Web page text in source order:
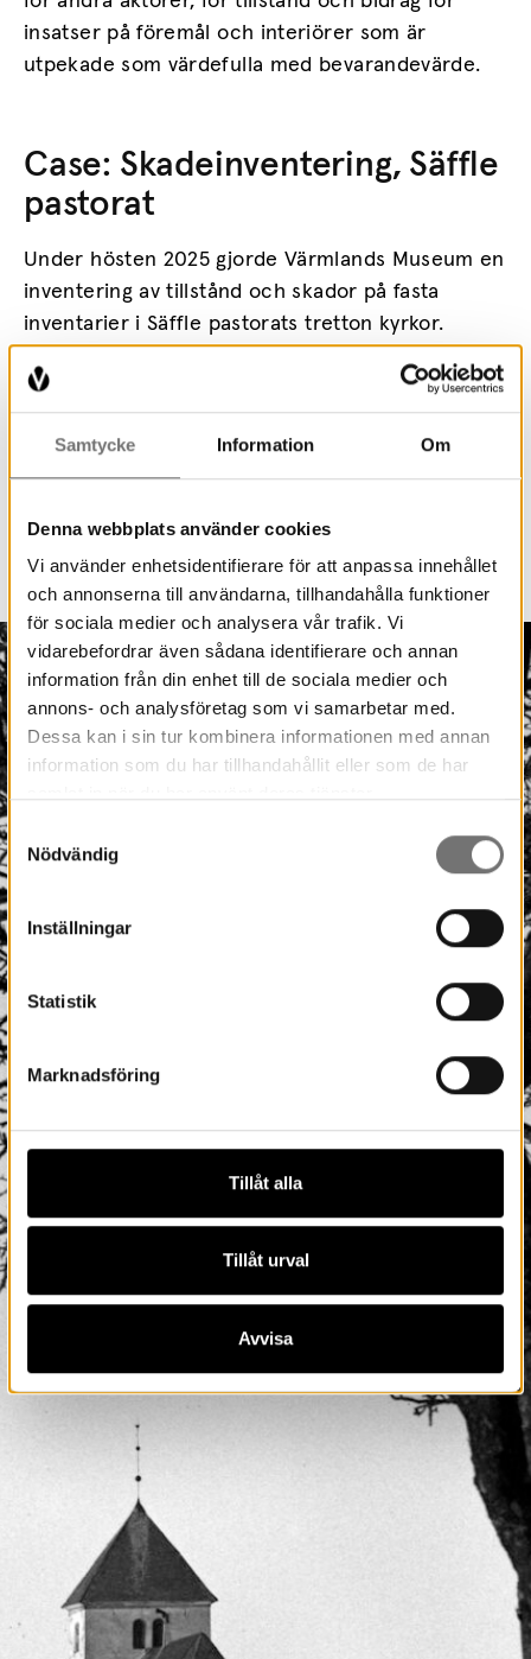
Samtycke Information Om
Denna webbplats använder cookies
Vi använder enhetsidentifierare för att anpassa innehållet
och annonserna till användarna, tillhandahålla funktioner
för sociala medier och analysera vår trafik. Vi
vidarebefordrar även sådana identifierare och annan
information från din enhet till de sociala medier och
annons- och analysföretag som vi samarbetar med.
Dessa kan i sin tur kombinera informationen med annan
information som du har tillhandahållit eller som de har
Nödvändig
Inställningar
Statistik
Marknadsföring
Tillåt alla
Tillåt urval
Avvisa
insatser på föremål och interiörer som är
utpekade som värdefulla med bevarandevärde.
Case: Skadeinventering, Säffle
pastorat
Under hösten 2025 gjorde Värmlands Museum en
inventering av tillstånd och skador på fasta
inventarier i Säffle pastorats tretton kyrkor.
pastorat och är en uppföljning av museets
inventering från 2011. Materialet är tänkt att
användas som underlag för planering av
bevarandeinsatser i kyrkorna.